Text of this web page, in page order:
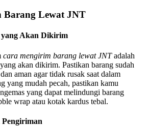
Barang Lewat JNT
yang Akan Dikirim
cara mengirim barang lewat JNTadalah
akan dikirim. Pastikan barang sudah
aman agar tidak rusak saat dalam
yang mudah pecah, pastikan kamu
yang dapat melindungi barang
wrap atau kotak kardus tebal.